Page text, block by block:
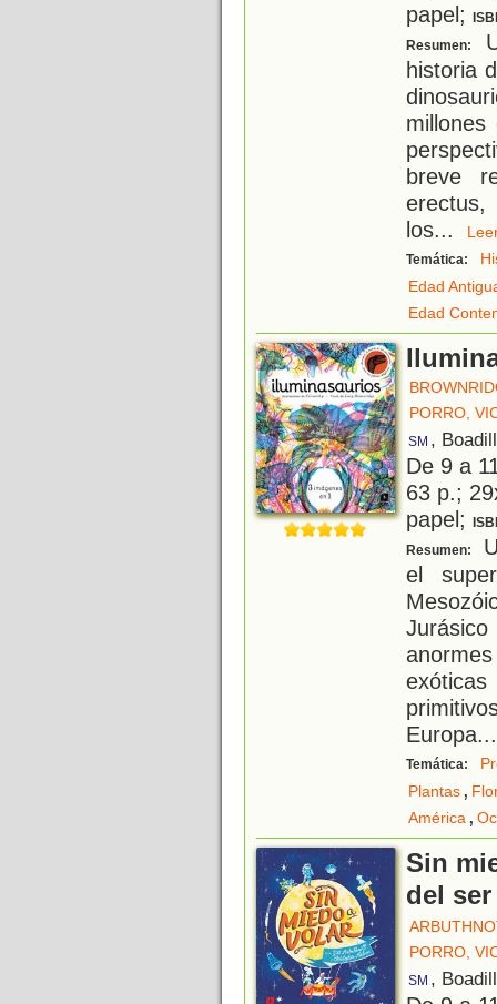
papel;
Resumen:
historia
breve
los...
Temática:
Edad
Edad
PORRO,
SM ,
De 9 a
63 p.;
papel;
Resumen:
el
Europa...
Temática:
Plantas,
América,
Sin
del
PORRO,
SM ,